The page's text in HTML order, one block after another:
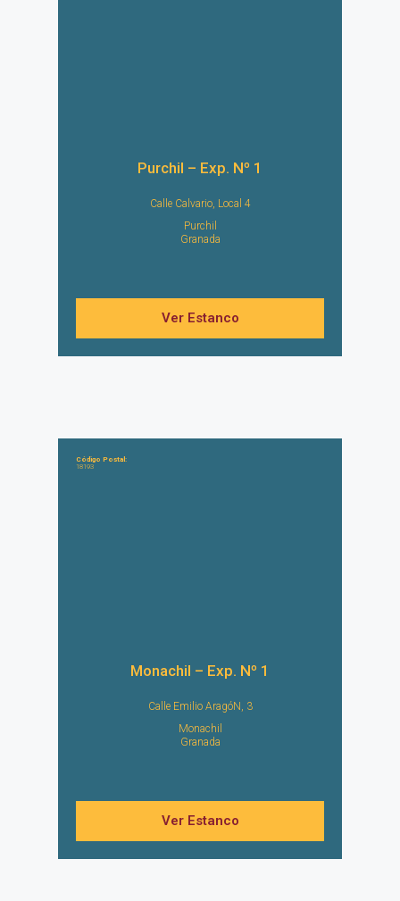
Purchil – Exp. Nº 1
Calle Calvario, Local 4
Purchil
Granada
Ver Estanco
Código Postal:
18193
Monachil – Exp. Nº 1
Calle Emilio AragóN, 3
Monachil
Granada
Ver Estanco